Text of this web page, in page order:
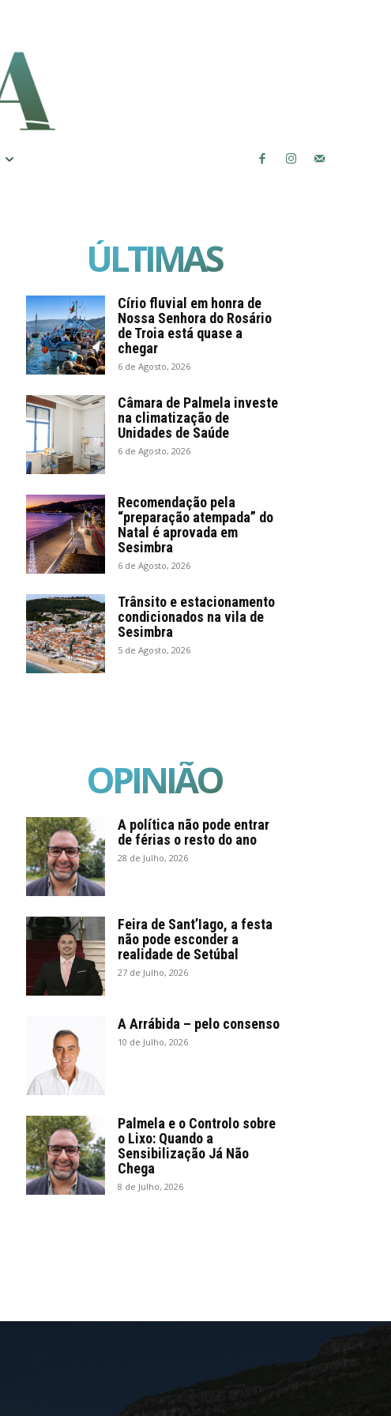
ÚLTIMAS
Círio fluvial em honra de
Nossa Senhora do Rosário
de Troia está quase a
chegar
6 de Agosto, 2026
Câmara de Palmela investe
na climatização de
Unidades de Saúde
6 de Agosto, 2026
Recomendação pela
“preparação atempada” do
Natal é aprovada em
Sesimbra
6 de Agosto, 2026
Trânsito e estacionamento
condicionados na vila de
Sesimbra
5 de Agosto, 2026
OPINIÃO
A política não pode entrar
de férias o resto do ano
28 de Julho, 2026
Feira de Sant’Iago, a festa
não pode esconder a
realidade de Setúbal
27 de Julho, 2026
A Arrábida – pelo consenso
10 de Julho, 2026
Palmela e o Controlo sobre
o Lixo: Quando a
Sensibilização Já Não
Chega
8 de Julho, 2026